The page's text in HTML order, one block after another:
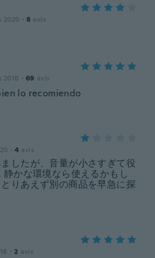
2020 · 8 avis
2018 · 69 avis
lo recomiendo
· 4 avis
したが、音量が小さすぎて役
静かな環境なら使えるかもし
りあえず別の商品を早急に探
· 2 avis